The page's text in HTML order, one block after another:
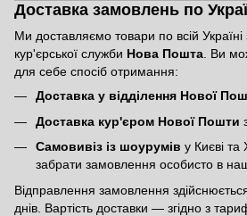
Доставка замовлень по
Ми доставляємо товари по всій
кур'єрської служби Нова Пошта. Ви
для себе спосіб отримання:
Доставка у відділення Нової
Доставка кур'єром Нової Пошти
Самовивіз із шоурумів у Києві
забрати замовлення особисто в
Відправлення замовлення
днів. Вартість доставки — згідно з